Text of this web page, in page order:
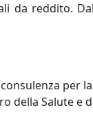
reddito. Dal
per
Salute e